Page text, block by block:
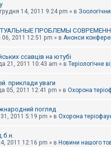
14, 2011 9:24 pm » в
ПРОБЛЕМЫ
06, 2011 12:51 pm » в Анонси
ссавців на ютубі
21, 2011 10:43 am » в Теріологічне
приклади уваги
05, 2011 12:41 pm » в Охорона
погляд
2011 5:19 pm » в Охорона
2011 12:16 pm » в Новини нашого